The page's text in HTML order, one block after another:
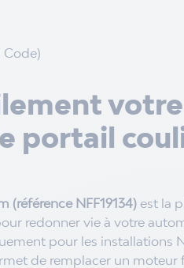
Code)
votre
portail
NFF19134) est la
redonner vie à votre
pour les installations
de remplacer un moteur